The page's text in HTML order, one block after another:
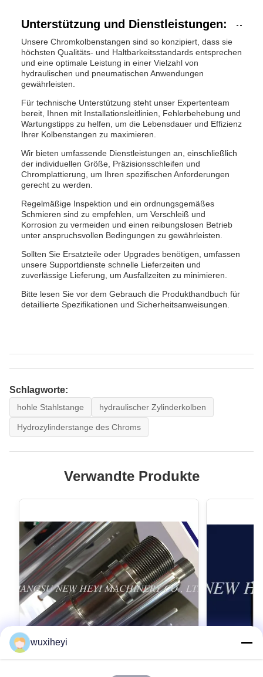
Unterstützung und Dienstleistungen:
Unsere Chromkolbenstangen sind so konzipiert, dass sie
höchsten Qualitäts- und Haltbarkeitsstandards entsprechen
und eine optimale Leistung in einer Vielzahl von
hydraulischen und pneumatischen Anwendungen
gewährleisten.
Für technische Unterstützung steht unser Expertenteam
bereit, Ihnen mit Installationsleitlinien, Fehlerbehebung und
Wartungstipps zu helfen, um die Lebensdauer und Effizienz
Ihrer Kolbenstangen zu maximieren.
Wir bieten umfassende Dienstleistungen an, einschließlich
der individuellen Größe, Präzisionsschleifen und
Chromplattierung, um Ihren spezifischen Anforderungen
gerecht zu werden.
Regelmäßige Inspektion und ein ordnungsgemäßes
Schmieren sind zu empfehlen, um Verschleiß und
Korrosion zu vermeiden und einen reibungslosen Betrieb
unter anspruchsvollen Bedingungen zu gewährleisten.
Sollten Sie Ersatzteile oder Upgrades benötigen, umfassen
unsere Supportdienste schnelle Lieferzeiten und
zuverlässige Lieferung, um Ausfallzeiten zu minimieren.
Bitte lesen Sie vor dem Gebrauch die Produkthandbuch für
detaillierte Spezifikationen und Sicherheitsanweisungen.
Schlagworte:
hohle Stahlstange hydraulischer Zylinderkolben
Hydrozylinderstange des Chroms
Verwandte Produkte
wuxiheyi